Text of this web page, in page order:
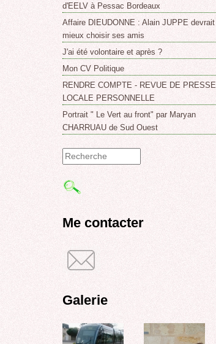
d'EELV à Pessac Bordeaux
Affaire DIEUDONNE : Alain JUPPE devrait
mieux choisir ses amis
J'ai été volontaire et après ?
Mon CV Politique
RENDRE COMPTE - REVUE DE PRESSE
LOCALE PERSONNELLE
Portrait " Le Vert au front" par Maryan
CHARRUAU de Sud Ouest
Formulaire
de
Me contacter
Galerie